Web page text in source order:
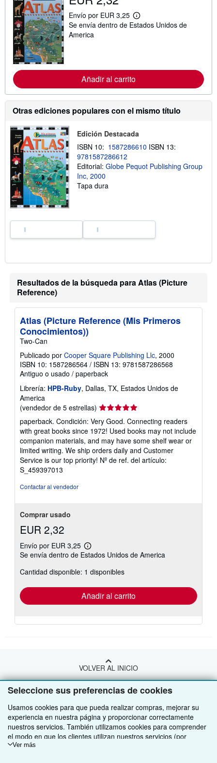
Seleccione sus preferencias de cookies
Usamos cookies para que pueda realizar compras, mejorar su
experiencia en nuestra página y proporcionar correctamente
nuestros servicios. También utilizamos cookies para comprender
el modo en que los clientes utilizan nuestros servicios (por
ejemplo, midiendo las visitas al sitio) y así poder realizar mejoras.
Ver más
Envío por EUR 3,25
M
á
r
n
b
e
a
s
s
e
Se envía dentro de Estados Unidos de
America
Añadir al carrito
Otras ediciones populares con el mismo título
Edición Destacada
ISBN 10: 1587286610 ISBN 13:
9781587286612
Editorial: Globe Pequot Publishing Group
Inc, 2000
Tapa dura
Resultados de la búsqueda para Atlas (Picture
Reference)
Atlas (Picture Reference (Mis Primeros
Conocimientos))
Two-Can
Publicado por Cooper Square Publishing Llc, 2000
ISBN 10: 1587286564 / ISBN 13: 9781587286568
Antiguo o usado / paperback
Librería: HPB-Ruby, Dallas, TX, Estados Unidos de
America
(vendedor de 5 estrellas) Calificación
del
vendedor:
5
de
5
estrellas
paperback. Condición: Very Good. Connecting readers
with great books since 1972! Used books may not include
companion materials, and may have some shelf wear or
limited writing. We ship orders daily and Customer
Service is our top priority! Nº de ref. del artículo:
S_459397013
Contactar al vendedor
Comprar usado
EUR 2,32
Envío por EUR 3,25
Más
información
las
tarifas
envío
Se envía dentro de Estados Unidos de America
Cantidad disponible: 1 disponibles
Añadir al carrito
VOLVER AL INICIO
Compre con nosotros
Búsqueda avanzada
Colecciones
Mi cuenta
Venda con nosotros
Comenzar a vender
Únase a nuestro programa de afiliados
Sobre nosotros
Sobre IberLibro
Obtener Ayuda